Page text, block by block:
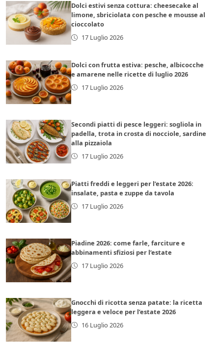
Dolci estivi senza cottura: cheesecake al
limone, sbriciolata con pesche e mousse al
cioccolato
17 Luglio 2026
Dolci con frutta estiva: pesche, albicocche
e amarene nelle ricette di luglio 2026
17 Luglio 2026
Secondi piatti di pesce leggeri: sogliola in
padella, trota in crosta di nocciole, sardine
alla pizzaiola
17 Luglio 2026
Piatti freddi e leggeri per l’estate 2026:
insalate, pasta e zuppe da tavola
17 Luglio 2026
Piadine 2026: come farle, farciture e
abbinamenti sfiziosi per l’estate
17 Luglio 2026
Gnocchi di ricotta senza patate: la ricetta
leggera e veloce per l’estate 2026
16 Luglio 2026